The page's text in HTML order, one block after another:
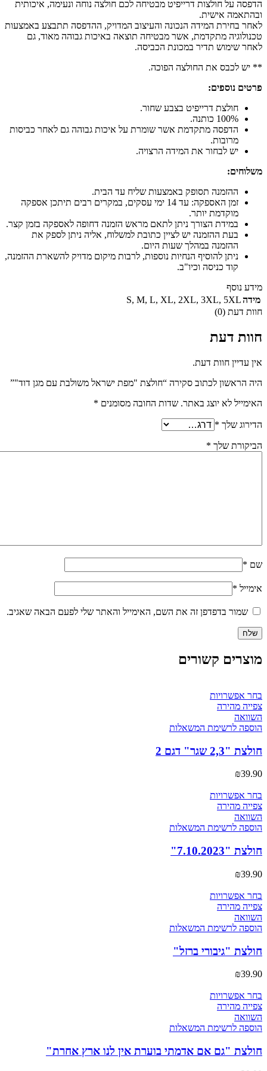
הדפסה על חולצות דרייפיט מבטיחה לכם חולצה נוחה ונעימה, איכותית
ובהתאמה אישית.
לאחר בחירת המידה הנכונה והעיצוב המדויק, ההדפסה תתבצע באמצעות
טכנולוגיה מתקדמת, אשר מבטיחה תוצאה באיכות גבוהה מאוד, גם
לאחר שימוש תדיר במכונת הכביסה.
** יש לכבס את החולצה הפוכה.
פרטים נוספים:
חולצת דרייפיט בצבע שחור.
100% כותנה.
הדפסה מתקדמת אשר שומרת על איכות גבוהה גם לאחר כביסות
מרובות.
יש לבחור את המידה הרצויה.
משלוחים:
ההזמנה תסופק באמצעות שליח עד הבית.
זמן האספקה: עד 14 ימי עסקים, במקרים רבים תיתכן אספקה
מוקדמת יותר.
במידת הצורך ניתן לתאם מראש הזמנה דחופה לאספקה בזמן קצר.
בעת ההזמנה יש לציין כתובת למשלוח, אליה ניתן לספק את
ההזמנה במהלך שעות היום.
ניתן להוסיף הנחיות נוספות, לרבות מיקום מדויק להשארת ההזמנה,
קוד כניסה וכיו"ב.
מידע נוסף
מידה
S, M, L, XL, 2XL, 3XL, 5XL
חוות דעת (0)
חוות דעת
אין עדיין חוות דעת.
היה הראשון לכתוב סקירה “חולצת "מפת ישראל משולבת עם מגן דוד"”
האימייל לא יוצג באתר. שדות החובה מסומנים *
הדירוג שלך *
הביקורת שלך *
שם *
אימייל *
שמור בדפדפן זה את השם, האימייל והאתר שלי לפעם הבאה שאגיב.
מוצרים קשורים
בחר אפשרויות
מספר
ניתן
לבחור
המוצר
צפייה מהירה
השוואה
הוספה לרשימת המשאלות
חולצת "2,3 שגר" דגם 2
₪39.90
בחר אפשרויותלמוצר
מספר
ניתן
המוצר
צפייה מהירה
השוואה
הוספה לרשימת המשאלות
חולצת "7.10.2023"
₪39.90
בחר אפשרויות
מספר
ניתן
לבחור
המוצר
צפייה מהירה
השוואה
הוספה לרשימת המשאלות
חולצת "גיבורי ברזל"
₪39.90
בחר אפשרויות
מספר
ניתן
לבחור
צפייה מהירה
השוואה
הוספה לרשימת המשאלות
חולצת "גם אם אדמתי בוערת אין לנו ארץ אחרת"